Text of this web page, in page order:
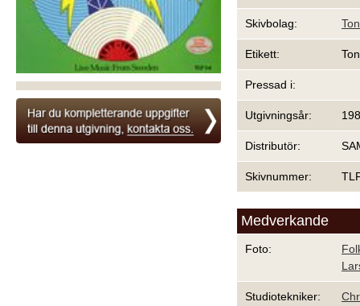
Skivbolag:
Etikett:
Pressad i:
Utgivningsår:
Distributör:
Skivnummer:
Medverkande
Foto:
Studiotekniker: